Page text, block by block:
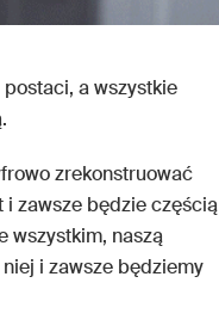
a wszystkie
zrekonstruować
i zawsze będzie częścią
wszystkim, naszą
i zawsze będziemy